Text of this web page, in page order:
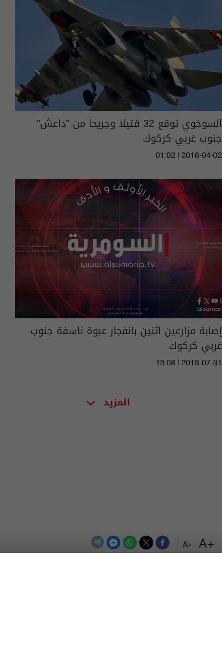
+A
-A
السوخوي توقع 32 قتيلا وجريحا من "داعش"
جنوب غربي كركوك
01:02 | 2016-04-02
إصابة مزارعين اثنين بانفجار عبوة ناسفة جنوب
غربي كركوك
13:08 | 2013-07-31
المزيد